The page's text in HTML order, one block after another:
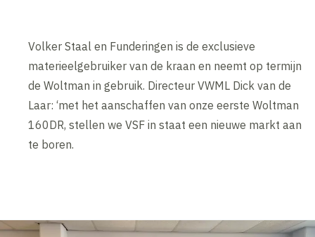
Volker Staal en Funderingen is de exclusieve
materieelgebruiker van de kraan en neemt op termijn
de Woltman in gebruik. Directeur VWML Dick van de
Laar: ‘met het aanschaffen van onze eerste Woltman
160DR, stellen we VSF in staat een nieuwe markt aan
te boren.